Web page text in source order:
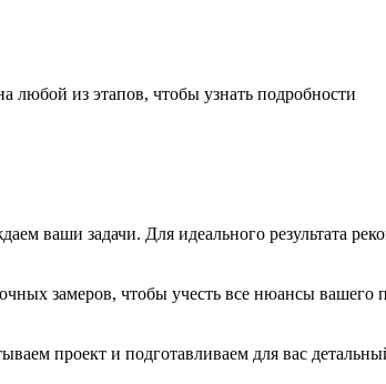
любой из этапов, чтобы узнать подробности
ваши задачи. Для идеального результата
замеров, чтобы учесть все нюансы вашего
проект и подготавливаем для вас